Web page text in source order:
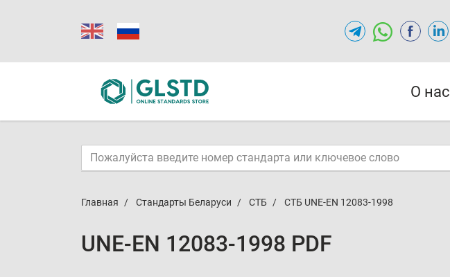
О нас
Главная Стандарты Беларуси СТБ СТБ UNE-EN 12083-1998
UNE-EN 12083-1998 PDF